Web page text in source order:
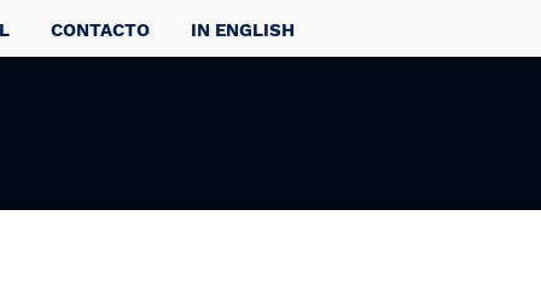
CONTACTO IN ENGLISH